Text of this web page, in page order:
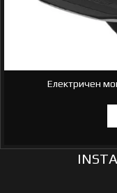
Електричен